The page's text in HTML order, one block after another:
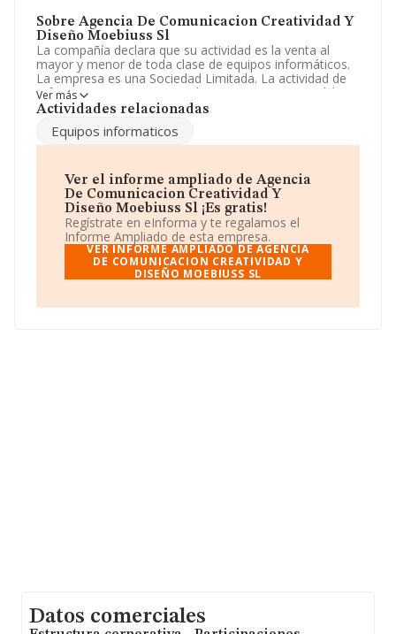
Sobre Agencia De Comunicacion Creatividad Y
Diseño Moebiuss Sl
La compañía declara que su actividad es la venta al
mayor y menor de toda clase de equipos informáticos.
La empresa es una Sociedad Limitada. La actividad de
referencia CNAE corresponde a '%cnae%', cuyo Código
es 4650. La sociedad no tiene actividad en mercados
La empresa españolaAgencia de Comunicación
situada en Calle Caleruega núm. 18, (28033), en el
municipio de Madrid, Madrid.
Con los datos a disposición de INFORMA sobre 15.491
empresas pertenecientes al sector, en el ámbito
nacional la facturación alcanza la cifra de 28.352
millones de euros y la media de facturación de ventas
entre todas las compañías alcanza los 1 millón de
Madrid, en la base de datos de INFORMA aparecen
Ver más
Actividades relacionadas
Equipos informaticos
Ver el informe ampliado de Agencia
De Comunicacion Creatividad Y
Diseño Moebiuss Sl ¡Es gratis!
Regístrate en eInforma y te regalamos el
Informe Ampliado de esta empresa.
VER INFORME AMPLIADO DE AGENCIA
DE COMUNICACION CREATIVIDAD Y
DISEÑO MOEBIUSS SL
Datos comerciales